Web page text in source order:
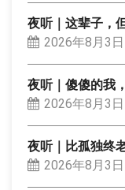
夜听｜这辈子，
2026年8月3日
夜听｜傻傻的我
2026年8月3日
夜听｜比孤独终
2026年8月3日